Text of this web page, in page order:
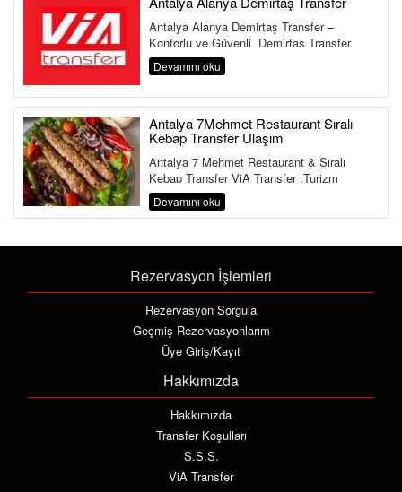
Antalya Alanya Demirtaş Transfer –
Konforlu ve Güvenli Demirtaş Transfer
Hizmeti Antalya Havalimanı&...
Devamını oku
Antalya 7Mehmet Restaurant Sıralı
Kebap Transfer Ulaşım
Antalya 7 Mehmet Restaurant & Sıralı
Kebap Transfer ViA Transfer ,Turizm
Bakanlığı ve Ulaştırma Bakanlığına Bağlı ...
Devamını oku
Rezervasyon İşlemleri
Rezervasyon Sorgula
Geçmiş Rezervasyonlarım
Üye Giriş/Kayıt
Hakkımızda
Hakkımızda
Transfer Koşulları
S.S.S.
ViA Transfer